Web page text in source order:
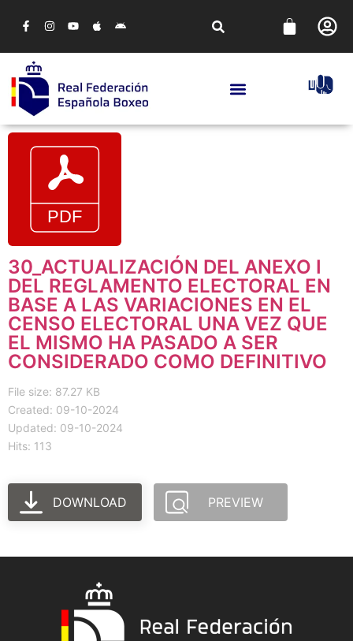
30_ACTUALIZACIÓN DEL ANEXO I
DEL REGLAMENTO ELECTORAL EN
BASE A LAS VARIACIONES EN EL
CENSO ELECTORAL UNA VEZ QUE
EL MISMO HA PASADO A SER
CONSIDERADO COMO DEFINITIVO
File size: 87.27 KB
Created: 09-10-2024
Updated: 09-10-2024
Hits: 113
DOWNLOAD PREVIEW